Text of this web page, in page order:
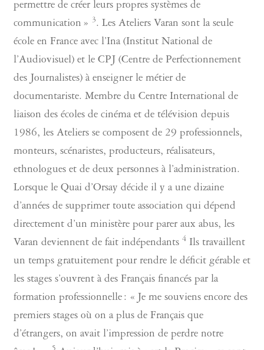
permettre de créer leurs propres systèmes de
communication » 3. Les Ateliers Varan sont la seule
école en France avec l’Ina (Institut National de
l’Audiovisuel) et le CPJ (Centre de Perfectionnement
des Journalistes) à enseigner le métier de
documentariste. Membre du Centre International de
liaison des écoles de cinéma et de télévision depuis
1986, les Ateliers se composent de 29 professionnels,
monteurs, scénaristes, producteurs, réalisateurs,
ethnologues et de deux personnes à l’administration.
Lorsque le Quai d’Orsay décide il y a une dizaine
d’années de supprimer toute association qui dépend
directement d’un ministère pour parer aux abus, les
Varan deviennent de fait indépendants 4 Ils travaillent
un temps gratuitement pour rendre le déficit gérable et
les stages s’ouvrent à des Français financés par la
formation professionnelle : « Je me souviens encore des
premiers stages où on a plus de Français que
d’étrangers, on avait l’impression de perdre notre